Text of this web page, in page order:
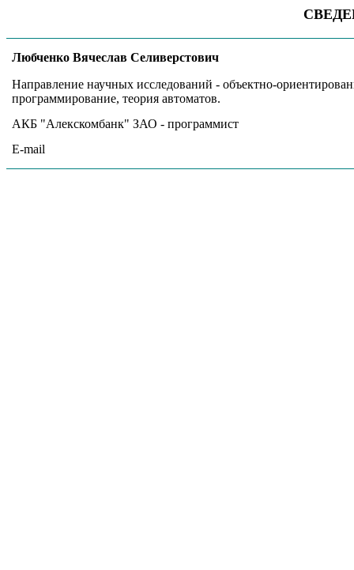
Любченко Вячеслав Селиверстович
Направление научных исследований - объектно-
программирование, теория автоматов.
АКБ "Алекскомбанк" ЗАО - программист
E-mail